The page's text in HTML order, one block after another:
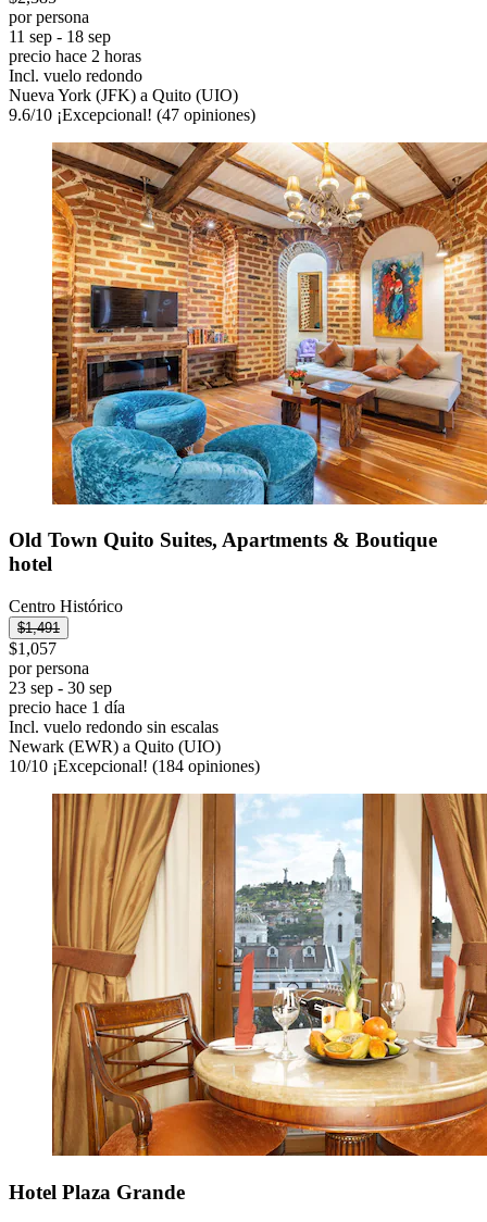
por persona
11 sep - 18 sep
precio hace 2 horas
Incl. vuelo redondo
Nueva York (JFK) a Quito (UIO)
9.6/10 ¡Excepcional! (47 opiniones)
Old Town Quito Suites, Apartments & Boutique
hotel
Centro Histórico
$1,491
$1,057
por persona
23 sep - 30 sep
precio hace 1 día
Incl. vuelo redondo sin escalas
Newark (EWR) a Quito (UIO)
10/10 ¡Excepcional! (184 opiniones)
Hotel Plaza Grande